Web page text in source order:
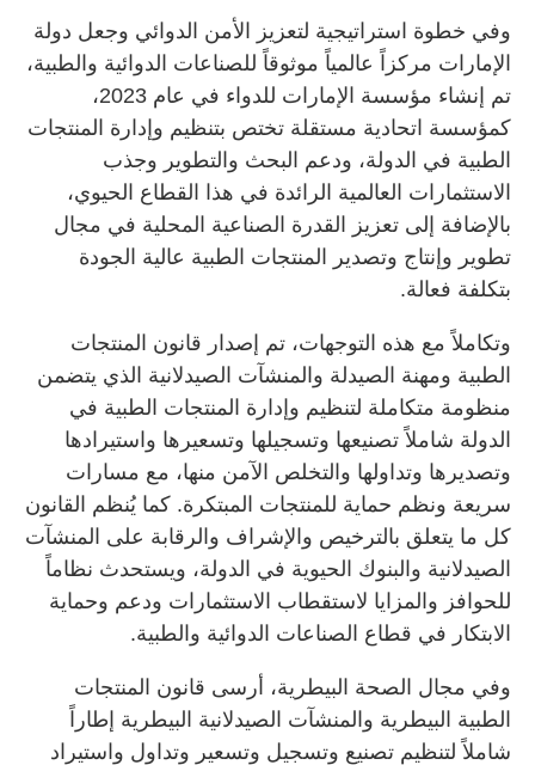
وفي خطوة استراتيجية لتعزيز الأمن الدوائي وجعل دولة
الإمارات مركزاً عالمياً موثوقاً للصناعات الدوائية والطبية،
تم إنشاء مؤسسة الإمارات للدواء في عام 2023،
كمؤسسة اتحادية مستقلة تختص بتنظيم وإدارة المنتجات
الطبية في الدولة، ودعم البحث والتطوير وجذب
الاستثمارات العالمية الرائدة في هذا القطاع الحيوي،
بالإضافة إلى تعزيز القدرة الصناعية المحلية في مجال
تطوير وإنتاج وتصدير المنتجات الطبية عالية الجودة
بتكلفة فعالة.
وتكاملاً مع هذه التوجهات، تم إصدار قانون المنتجات
الطبية ومهنة الصيدلة والمنشآت الصيدلانية الذي يتضمن
منظومة متكاملة لتنظيم وإدارة المنتجات الطبية في
الدولة شاملاً تصنيعها وتسجيلها وتسعيرها واستيرادها
وتصديرها وتداولها والتخلص الآمن منها، مع مسارات
سريعة ونظم حماية للمنتجات المبتكرة. كما يُنظم القانون
كل ما يتعلق بالترخيص والإشراف والرقابة على المنشآت
الصيدلانية والبنوك الحيوية في الدولة، ويستحدث نظاماً
للحوافز والمزايا لاستقطاب الاستثمارات ودعم وحماية
الابتكار في قطاع الصناعات الدوائية والطبية.
وفي مجال الصحة البيطرية، أرسى قانون المنتجات
الطبية البيطرية والمنشآت الصيدلانية البيطرية إطاراً
شاملاً لتنظيم تصنيع وتسجيل وتسعير وتداول واستيراد